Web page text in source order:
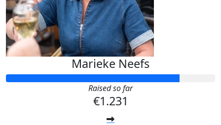
Marieke Neefs
Raised so far
€1.231